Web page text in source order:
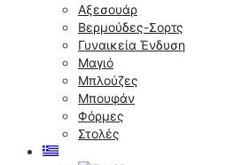
Αξεσουάρ
Βερμούδες-Σορτς
Γυναικεία Ένδυση
Μαγιό
Μπλούζες
Μπουφάν
Φόρμες
Στολές